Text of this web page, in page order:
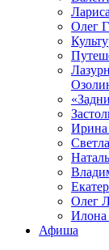
Олег
Ирина
Олег
Илона
Афиша